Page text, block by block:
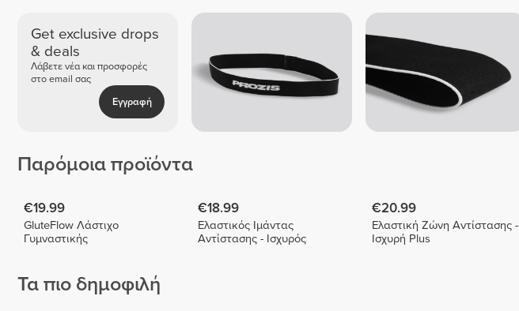
Get exclusive drops
& deals
Λάβετε νέα και προσφορές
στο email σας
Εγγραφή
Παρόμοια προϊόντα
€19.99
GluteFlow Λάστιχο
Γυμναστικής
€18.99
Ελαστικός Ιμάντας
Αντίστασης - Ισχυρός
€20.99
Ελαστική Ζώνη Αντίστασης -
Ισχυρή Plus
Τα πιο δημοφιλή